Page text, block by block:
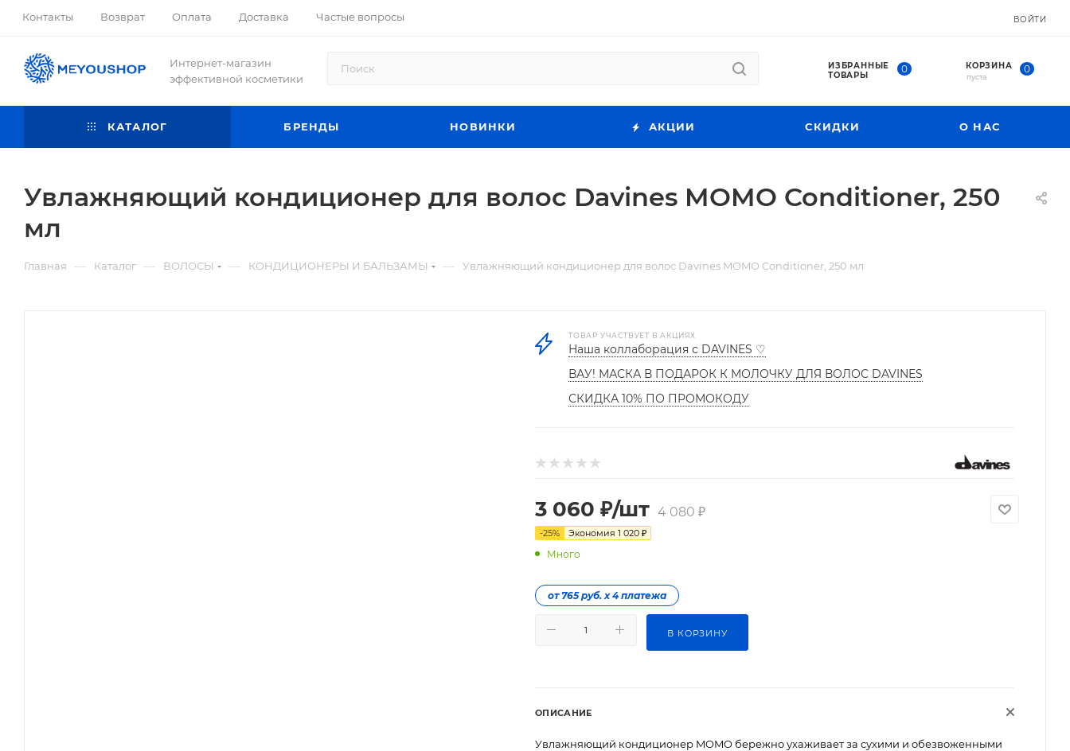
Контакты Возврат Оплата Доставка Частые вопросы ВОЙТИ
Интернет-магазин
эффективной косметики
ИЗБРАННЫЕ
ТОВАРЫ
0 КОРЗИНА 0
пуста
КАТАЛОГ БРЕНДЫ НОВИНКИ АКЦИИ СКИДКИ О НАС
Увлажняющий кондиционер для волос Davines MOMO Conditioner, 250
мл
Главная — Каталог — ВОЛОСЫ — КОНДИЦИОНЕРЫ И БАЛЬЗАМЫ — Увлажняющий кондиционер для волос Davines MOMO Conditioner, 250 мл
ТОВАР УЧАСТВУЕТ В АКЦИЯХ
Наша коллаборация с DAVINES ♡
ВАУ! МАСКА В ПОДАРОК К МОЛОЧКУ ДЛЯ ВОЛОС DAVINES
СКИДКА 10% ПО ПРОМОКОДУ
3 060 ₽/шт 4 080 ₽
-25% Экономия 1 020 ₽
Много
от 765 руб. х 4 платежа
В КОРЗИНУ
ОПИСАНИЕ
Увлажняющий кондиционер MOMO бережно ухаживает за сухими и обезвоженными